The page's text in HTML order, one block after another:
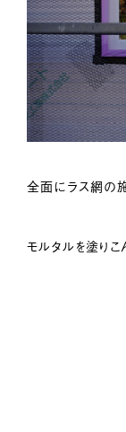
全面にラス網の施
モルタルを塗りこ